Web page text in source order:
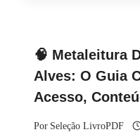
🧠 Metaleitura
Alves: O Guia
Acesso,
Por Seleção LivroPDF